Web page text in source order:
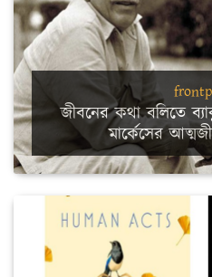
জীবনের কথা বলিতে
মার্কেসের